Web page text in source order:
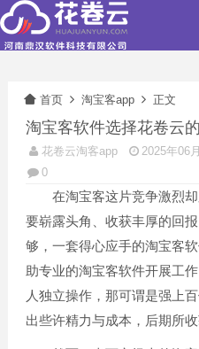
首页 淘宝客app 正文
淘宝客软件选择花卷云
花卷云淘客app 2025年06
0
在淘宝客这片竞争激烈却
要崭露头角、收获丰厚的回
够，一套得心应手的淘宝客
助专业的淘宝客软件开展工
人独立操作，那可谓是强上
出些许精力与成本，后期所